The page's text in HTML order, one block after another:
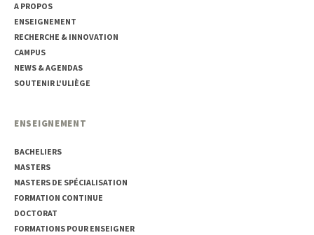
A PROPOS
ENSEIGNEMENT
RECHERCHE & INNOVATION
CAMPUS
NEWS & AGENDAS
SOUTENIR L'ULIÈGE
ENSEIGNEMENT
BACHELIERS
MASTERS
MASTERS DE SPÉCIALISATION
FORMATION CONTINUE
DOCTORAT
FORMATIONS POUR ENSEIGNER